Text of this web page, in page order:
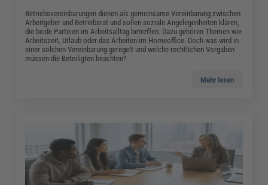
Betriebsvereinbarungen dienen als gemeinsame Vereinbarung zwischen
Arbeitgeber und Betriebsrat und sollen soziale Angelegenheiten klären,
die beide Parteien im Arbeitsalltag betreffen. Dazu gehören Themen wie
Arbeitszeit, Urlaub oder das Arbeiten im Homeoffice. Doch was wird in
einer solchen Vereinbarung geregelt und welche rechtlichen Vorgaben
müssen die Beteiligten beachten?
Mehr lesen